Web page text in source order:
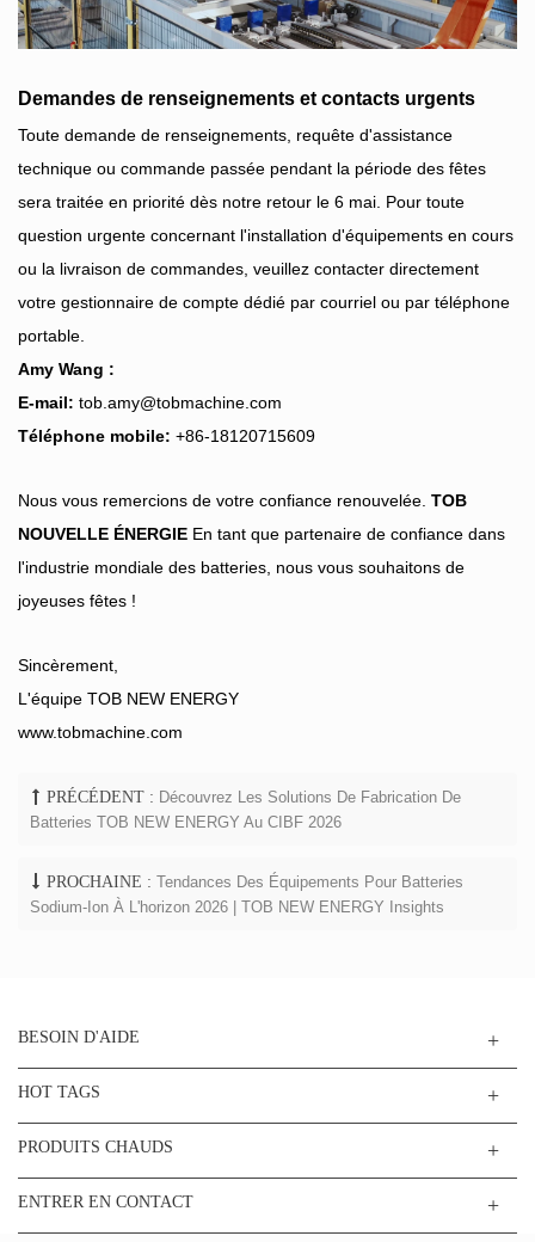
Demandes de renseignements et contacts urgents
Toute demande de renseignements, requête d'assistance
technique ou commande passée pendant la période des fêtes
sera traitée en priorité dès notre retour le 6 mai. Pour toute
question urgente concernant l'installation d'équipements en cours
ou la livraison de commandes, veuillez contacter directement
votre gestionnaire de compte dédié par courriel ou par téléphone
portable.
Amy Wang :
E-mail: tob.amy@tobmachine.com
Téléphone mobile: +86-18120715609
Nous vous remercions de votre confiance renouvelée. TOB
NOUVELLE ÉNERGIE En tant que partenaire de confiance dans
l'industrie mondiale des batteries, nous vous souhaitons de
joyeuses fêtes !
Sincèrement,
L'équipe TOB NEW ENERGY
www.tobmachine.com
PRÉCÉDENT : Découvrez Les Solutions De Fabrication De
Batteries TOB NEW ENERGY Au CIBF 2026
PROCHAINE : Tendances Des Équipements Pour Batteries
Sodium-Ion À L'horizon 2026 | TOB NEW ENERGY Insights
BESOIN D'AIDE
HOT TAGS
PRODUITS CHAUDS
ENTRER EN CONTACT